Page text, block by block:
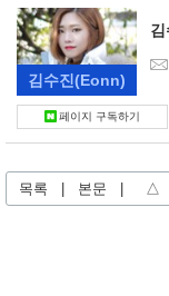
김수진 (Eonn)
페이지 구독하기
목록 본문 △